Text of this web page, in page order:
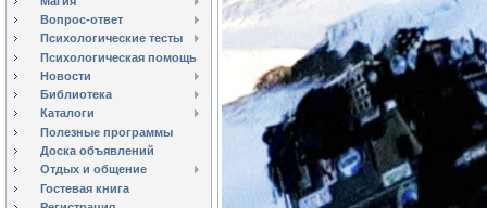
Вопрос-ответ
Психологические тесты
Психологическая помощь
Новости
Библиотека
Каталоги
Полезные программы
Доска объявлений
Отдых и общение
Гостевая книга